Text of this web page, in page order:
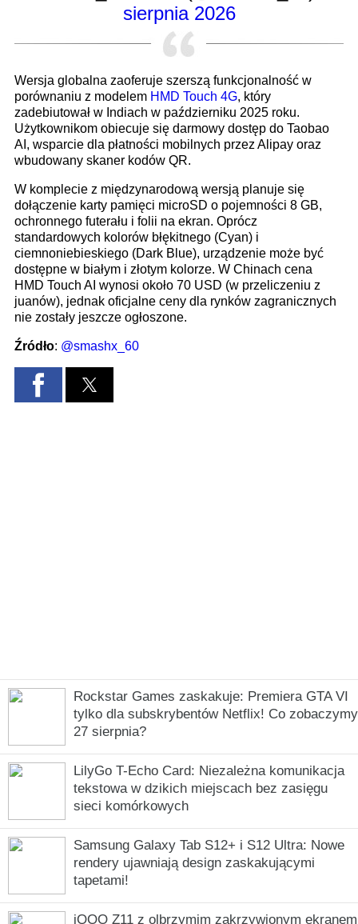
Rockstar Games zaskakuje: Premiera GTA VI
tylko dla subskrybentów Netflix! Co zobaczymy
27 sierpnia?
LilyGo T-Echo Card: Niezależna komunikacja
tekstowa w dzikich miejscach bez zasięgu
sieci komórkowych
Samsung Galaxy Tab S12+ i S12 Ultra: Nowe
rendery ujawniają design zaskakującymi
tapetami!
iQOO Z11 z olbrzymim zakrzywionym ekranem